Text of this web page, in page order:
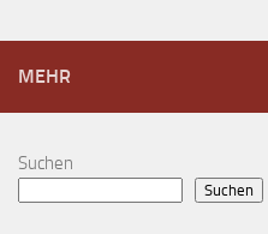
MEHR
Suchen
Suchen